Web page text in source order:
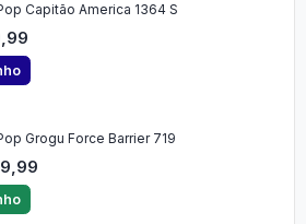
Capitão America 1364 S
Grogu Force Barrier 719